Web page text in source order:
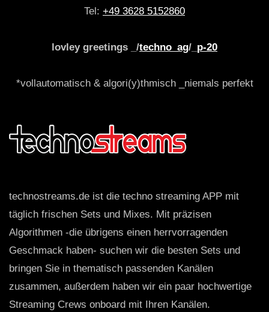
Tel: +49 3628 5152860
lovley greetings _/techno_ag/_ p-20
*vollautomatisch & algori(y)thmisch _niemals perfekt
technostreams.de ist die techno streaming APP mit
täglich frischen Sets und Mixes. Mit präzisen
Algorithmen -die übrigens einen herrvorragenden
Geschmack haben- suchen wir die besten Sets und
bringen Sie in thematisch passenden Kanälen
zusammen, außerdem haben wir ein paar hochwertige
Streaming Crews onboard mit Ihren Kanälen.